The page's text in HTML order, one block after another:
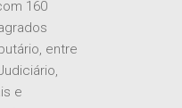
160
entre